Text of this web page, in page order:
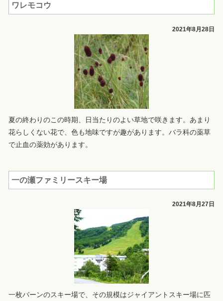
ワレモコウ
2021年8月28日
夏の終わりのこの時期、日当たりのよい草地で咲きます。あまり
花らしくない花で、色も地味ですが趣があります。バラ科の薬草
で止血の薬効があります。
一の瀬ファミリースキー場
2021年8月27日
一枚バーンのスキー場で、その規模はジャイアントスキー場に匹